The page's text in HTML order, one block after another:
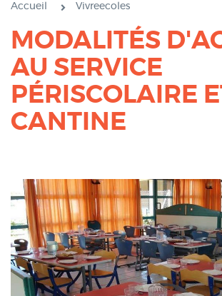
Accueil Vivreecoles
MODALITÉS
AU SERVICE
PÉRISCOLAIRE
CANTINE